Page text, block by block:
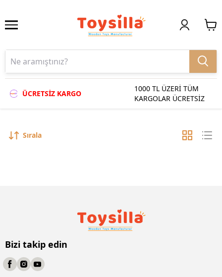
ÜCRETSİZ KARGO
1000 TL ÜZERİ TÜM
KARGOLAR ÜCRETSİZ
Sırala
Bizi takip edin